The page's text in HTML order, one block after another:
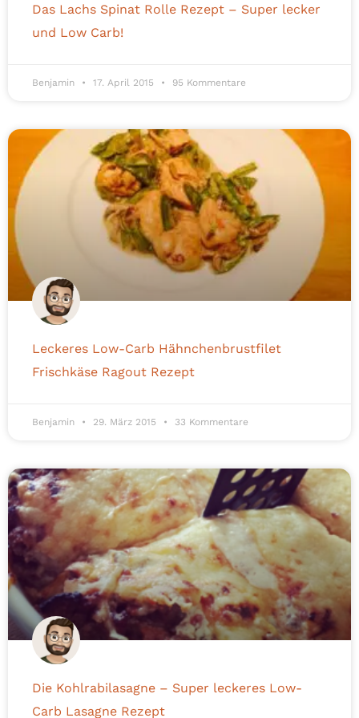
Das Lachs Spinat Rolle Rezept – Super lecker
und Low Carb!
Benjamin 17. April 2015 95 Kommentare
Leckeres Low-Carb Hähnchenbrustfilet
Frischkäse Ragout Rezept
Benjamin 29. März 2015 33 Kommentare
Die Kohlrabilasagne – Super leckeres Low-
Carb Lasagne Rezept